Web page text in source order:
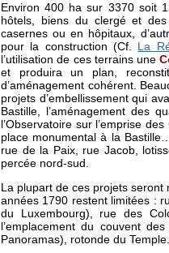
Environ 400 ha sur 3370 soit
hôtels, biens du clergé et
casernes ou en hôpitaux,
pour la construction (Cf. La
l’utilisation de ces terrains une
et produira un plan,
d’aménagement cohérent.
projets d’embellissement qui
Bastille, l’aménagement des
l’Observatoire sur l’emprise
place monumental à la
rue de la Paix, rue Jacob,
percée nord-sud.
La plupart de ces projets
années 1790 restent limitées :
du Luxembourg), rue des
l’emplacement du couvent
Panoramas), rotonde du Temple.